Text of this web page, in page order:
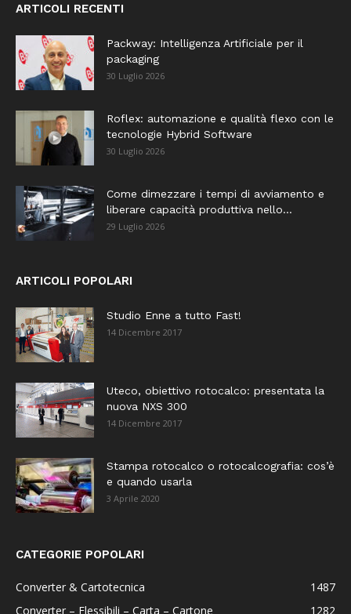
ARTICOLI RECENTI
Packway: Intelligenza Artificiale per il
packaging
30 Luglio 2026
Roflex: automazione e qualità flexo con le
tecnologie Hybrid Software
30 Luglio 2026
Come dimezzare i tempi di avviamento e
liberare capacità produttiva nello...
29 Luglio 2026
ARTICOLI POPOLARI
Studio Enne a tutto Fast!
14 Dicembre 2017
Uteco, obiettivo rotocalco: presentata la
nuova NXS 300
14 Dicembre 2017
Stampa rotocalco o rotocalcografia: cos’è
e quando usarla
3 Aprile 2020
CATEGORIE POPOLARI
Converter & Cartotecnica
1487
Converter – Flessibili – Carta – Cartone
1282